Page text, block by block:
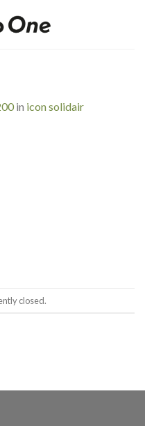
in icon solidair
closed.